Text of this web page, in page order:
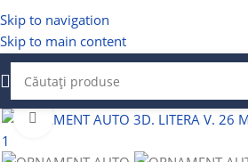
Skip to navigation
Skip to main content
Faceți clic pentru a mări